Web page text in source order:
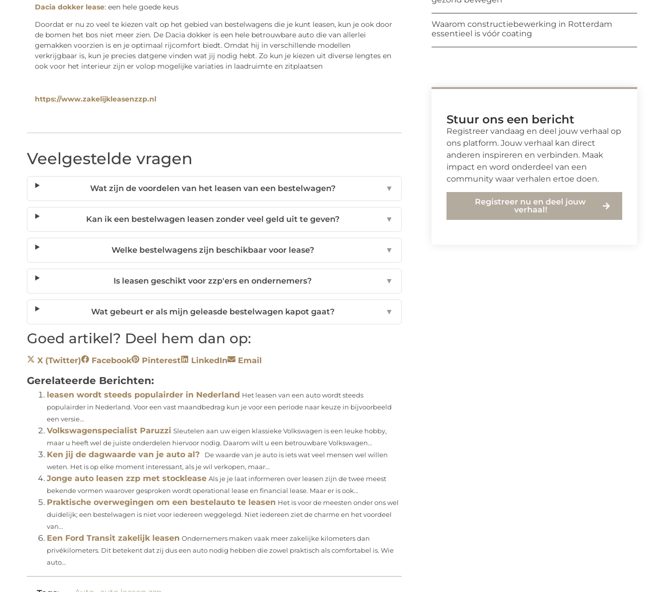
Dacia dokker lease: een hele goede keus
Doordat er nu zo veel te kiezen valt op het gebied van bestelwagens die je kunt leasen, kun je ook door
de bomen het bos niet meer zien. De Dacia dokker is een hele betrouwbare auto die van allerlei
gemakken voorzien is en je optimaal rijcomfort biedt. Omdat hij in verschillende modellen
verkrijgbaar is, kun je precies datgene vinden wat jij nodig hebt. Zo kun je kiezen uit diverse lengtes en
ook voor het interieur zijn er volop mogelijke variaties in laadruimte en zitplaatsen
https://www.zakelijkleasenzzp.nl
Veelgestelde vragen
Wat zijn de voordelen van het leasen van een bestelwagen? ▼
Kan ik een bestelwagen leasen zonder veel geld uit te geven? ▼
Welke bestelwagens zijn beschikbaar voor lease? ▼
Is leasen geschikt voor zzp'ers en ondernemers? ▼
Wat gebeurt er als mijn geleasde bestelwagen kapot gaat? ▼
Goed artikel? Deel hem dan op:
X (Twitter) Facebook Pinterest LinkedIn Email
Gerelateerde Berichten:
leasen wordt steeds populairder in Nederland Het leasen van een auto wordt steeds
populairder in Nederland. Voor een vast maandbedrag kun je voor een periode naar keuze in bijvoorbeeld
een versie...
Volkswagenspecialist Paruzzi Sleutelen aan uw eigen klassieke Volkswagen is een leuke hobby,
maar u heeft wel de juiste onderdelen hiervoor nodig. Daarom wilt u een betrouwbare Volkswagen...
Ken jij de dagwaarde van je auto al?
De waarde van je auto is iets wat veel mensen wel willen
weten. Het is op elke moment interessant, als je wil verkopen, maar...
Jonge auto leasen zzp met stocklease Als je je laat informeren over leasen zijn de twee meest
bekende vormen waarover gesproken wordt operational lease en financial lease. Maar er is ook...
Praktische overwegingen om een bestelauto te leasen Het is voor de meesten onder ons wel
duidelijk; een bestelwagen is niet voor iedereen weggelegd. Niet iedereen ziet de charme en het voordeel
van...
Een Ford Transit zakelijk leasen Ondernemers maken vaak meer zakelijke kilometers dan
privékilometers. Dit betekent dat zij dus een auto nodig hebben die zowel praktisch als comfortabel is. Wie
auto...
Waarom constructiebewerking in Rotterdam
essentieel is vóór coating
Stuur ons een bericht
Registreer vandaag en deel jouw verhaal op
ons platform. Jouw verhaal kan direct
anderen inspireren en verbinden. Maak
impact en word onderdeel van een
community waar verhalen ertoe doen.
Registreer nu en deel jouw
verhaal!